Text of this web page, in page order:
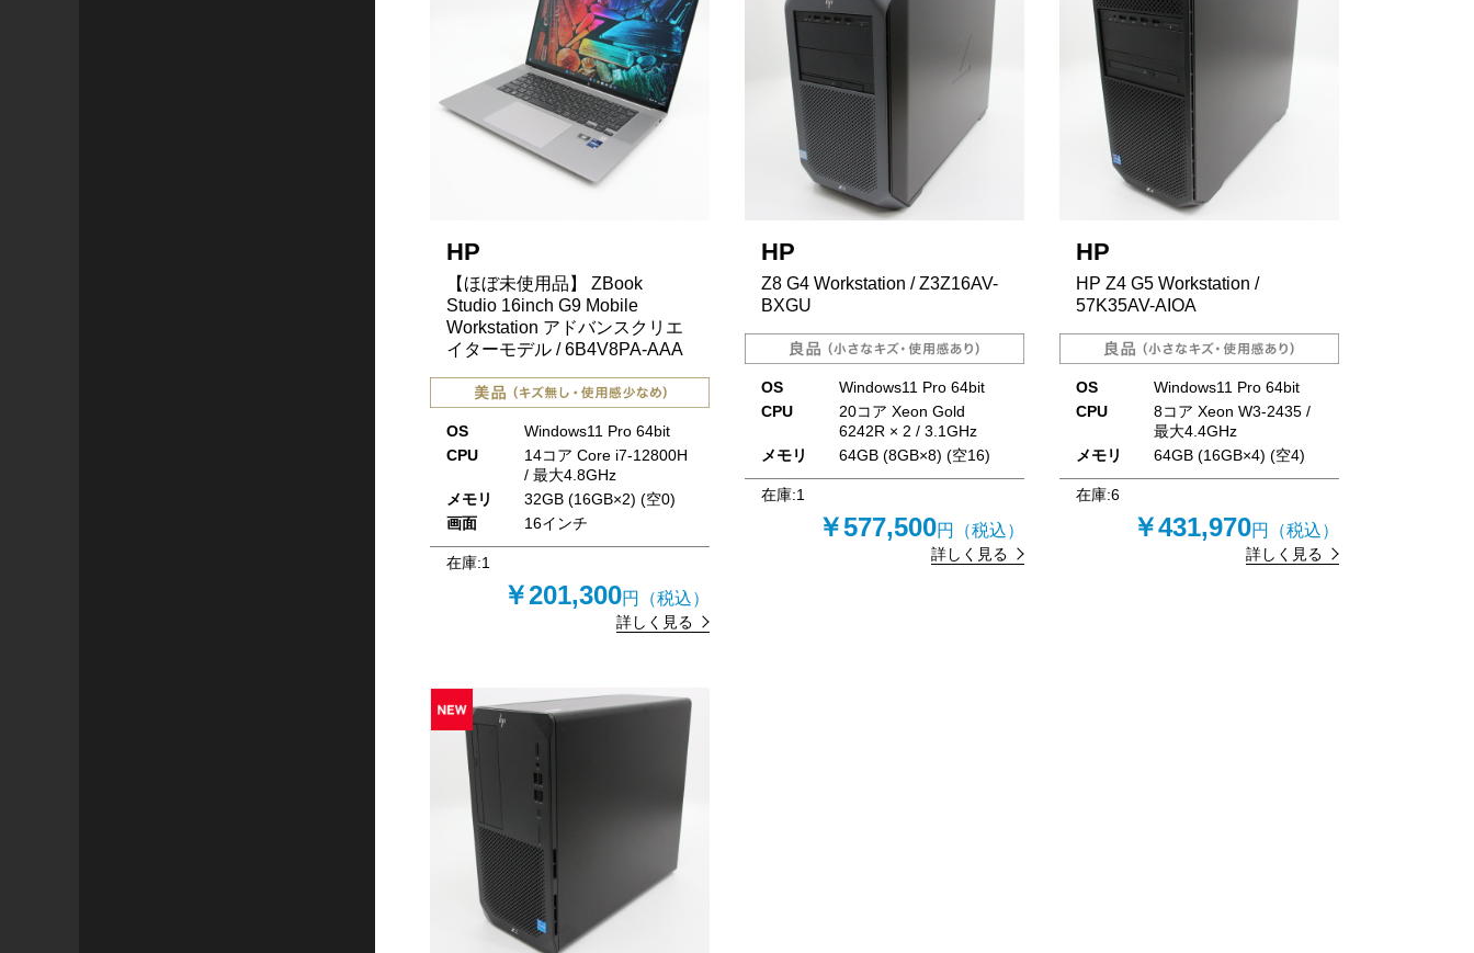
HP
【ほぼ未使用品】 ZBook
Studio 16inch G9 Mobile
Workstation アドバンスクリエ
イターモデル / 6B4V8PA-AAA
OS
Windows11 Pro 64bit
CPU
14コア Core i7-12800H
/ 最大4.8GHz
メモリ
32GB (16GB×2) (空0)
画面
16インチ
在庫:1
￥201,300円（税込）
詳しく見る
HP
Z8 G4 Workstation / Z3Z16AV-
BXGU
OS
Windows11 Pro 64bit
CPU
20コア Xeon Gold
6242R × 2 / 3.1GHz
メモリ
64GB (8GB×8) (空16)
在庫:1
￥577,500円（税込）
詳しく見る
HP
HP Z4 G5 Workstation /
57K35AV-AIOA
OS
Windows11 Pro 64bit
CPU
8コア Xeon W3-2435 /
最大4.4GHz
メモリ
64GB (16GB×4) (空4)
在庫:6
￥431,970円（税込）
詳しく見る